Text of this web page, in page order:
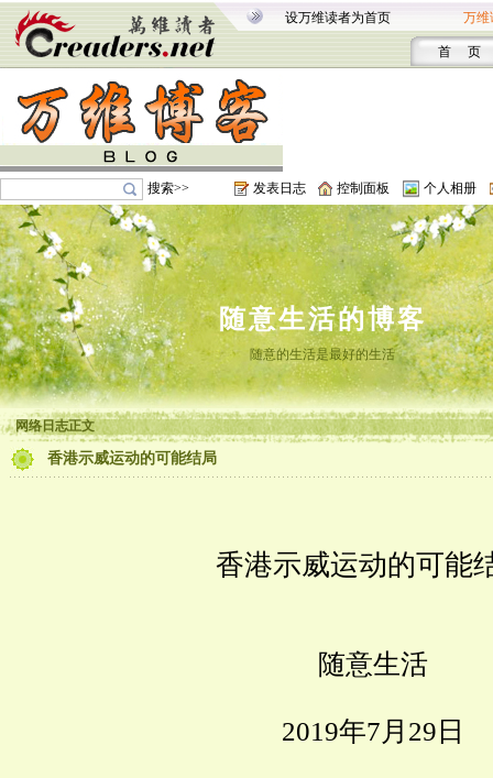
设万维读者为首页 万维
首 页
搜索>> 发表日志 控制面板 个人相册
随意生活的博客
随意的生活是最好的生活
网络日志正文
香港示威运动的可能结局
香港示威运动的可能
随意生活
2019年7 月 29 日